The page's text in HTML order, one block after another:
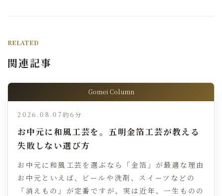
RELATED
関連記事
Gomei Column
2026.08.07 約6分
お中元に和風工芸を。五明金箔工芸が教える
失敗しない選び方
お中元に和風工芸を選ぶなら「金箔」が最適な理由
お中元といえば、ビールや洗剤、スイーツなどの
「消えもの」が定番ですが、実は近年、一生ものの